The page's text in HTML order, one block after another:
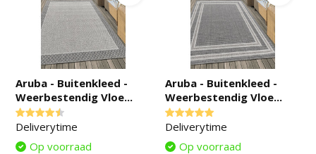
Aruba - Buitenkleed -
Weerbestendig Vloe...
Deliverytime
Op voorraad
Aruba - Buitenkleed -
Weerbestendig Vloe...
Deliverytime
Op voorraad